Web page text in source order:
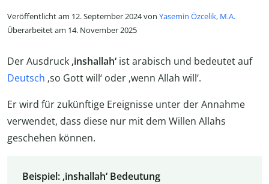
Veröffentlicht am 12. September 2024 von Yasemin Özcelik, M.A.
Überarbeitet am 14. November 2025
Der Ausdruck ‚inshallah‘ ist arabisch und bedeutet auf
Deutsch ‚so Gott will‘ oder ‚wenn Allah will‘.
Er wird für zukünftige Ereignisse unter der Annahme
verwendet, dass diese nur mit dem Willen Allahs
geschehen können.
Beispiel: ‚inshallah‘ Bedeutung